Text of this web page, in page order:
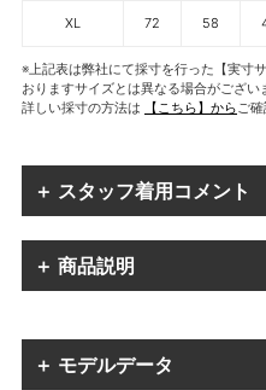
XL 72 58
※上記表は弊社にて採寸を行った【実寸
おりますサイズとは異なる場合がござい
詳しい採寸の方法は
【こちら】からご確
＋ スタッフ着用コメント
＋ 商品説明
＋ モデルデータ